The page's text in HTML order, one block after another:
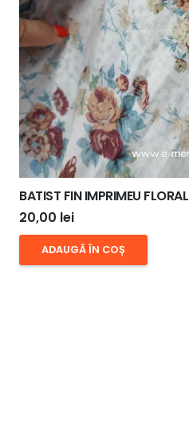
BATIST FIN IMPRIMEU FLORAL
20,00 lei
ADAUGĂ ÎN COȘ